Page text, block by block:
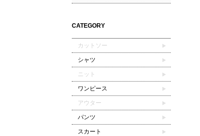
CATEGORY
カットソー
シャツ
ニット
ワンピース
アウター
パンツ
スカート